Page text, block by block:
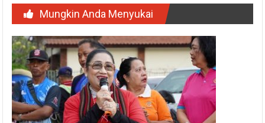
Mungkin Anda Menyukai